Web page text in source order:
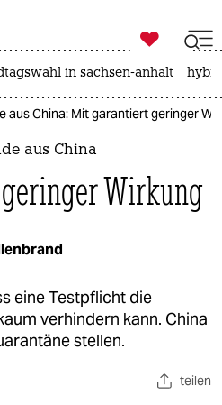
ich
ich

taz zahl ich
in sachsen-anhalt
aus China: Mit garantiert geringer
aus China
Wirkung
eine Testpflicht die
verhindern kann. China
stellen.
teilen